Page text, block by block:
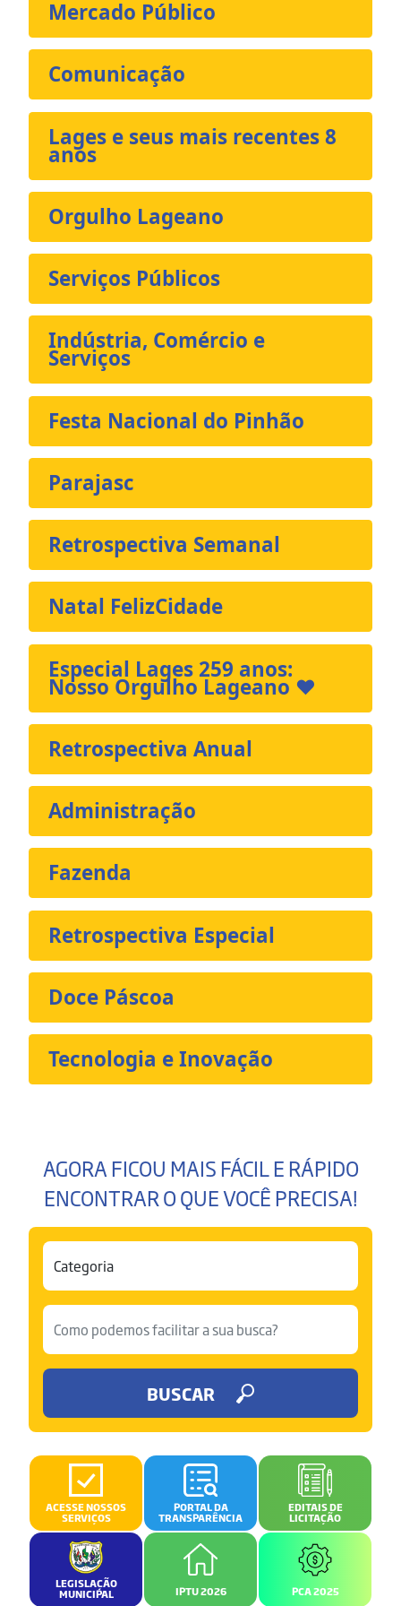
Mercado Público
Comunicação
Lages e seus mais recentes 8
anos
Orgulho Lageano
Serviços Públicos
Indústria, Comércio e
Serviços
Festa Nacional do Pinhão
Parajasc
Retrospectiva Semanal
Natal FelizCidade
Especial Lages 259 anos:
Nosso Orgulho Lageano ❤️
Retrospectiva Anual
Administração
Fazenda
Retrospectiva Especial
Doce Páscoa
Tecnologia e Inovação
AGORA FICOU MAIS FÁCIL E RÁPIDO
ENCONTRAR O QUE VOCÊ PRECISA!
BUSCAR
ACESSE NOSSOS
SERVIÇOS
PORTAL DA
TRANSPARÊNCIA
EDITAIS DE
LICITAÇÃO
LEGISLAÇÃO
MUNICIPAL IPTU 2026 PCA 2025